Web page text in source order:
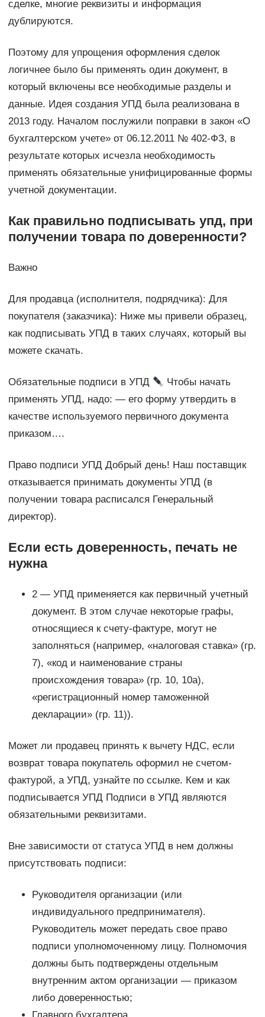
сделке, многие реквизиты и информация
дублируются.
Поэтому для упрощения оформления сделок
логичнее было бы применять один документ, в
который включены все необходимые разделы и
данные. Идея создания УПД была реализована в
2013 году. Началом послужили поправки в закон «О
бухгалтерском учете» от 06.12.2011 № 402-ФЗ, в
результате которых исчезла необходимость
применять обязательные унифицированные формы
учетной документации.
Как правильно подписывать упд, при
получении товара по доверенности?
Важно
Для продавца (исполнителя, подрядчика): Для
покупателя (заказчика): Ниже мы привели образец,
как подписывать УПД в таких случаях, который вы
можете скачать.
Обязательные подписи в УПД
Чтобы начать
применять УПД, надо: — его форму утвердить в
качестве используемого первичного документа
приказом….
Право подписи УПД Добрый день! Наш поставщик
отказывается принимать документы УПД (в
получении товара расписался Генеральный
директор).
Если есть доверенность, печать не
нужна
2 — УПД применяется как первичный учетный
документ. В этом случае некоторые графы,
относящиеся к счету-фактуре, могут не
заполняться (например, «налоговая ставка» (гр.
7), «код и наименование страны
происхождения товара» (гр. 10, 10а),
«регистрационный номер таможенной
декларации» (гр. 11)).
Может ли продавец принять к вычету НДС, если
возврат товара покупатель оформил не счетом-
фактурой, а УПД, узнайте по ссылке. Кем и как
подписывается УПД Подписи в УПД являются
обязательными реквизитами.
Вне зависимости от статуса УПД в нем должны
присутствовать подписи:
Руководителя организации (или
индивидуального предпринимателя).
Руководитель может передать свое право
подписи уполномоченному лицу. Полномочия
должны быть подтверждены отдельным
внутренним актом организации — приказом
либо доверенностью;